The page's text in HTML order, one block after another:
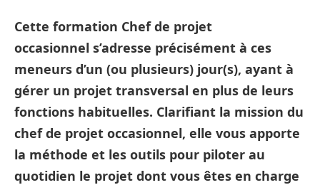
Cette formation Chef de projet
occasionnel s’adresse précisément à ces
meneurs d’un (ou plusieurs) jour(s), ayant à
gérer un projet transversal en plus de leurs
fonctions habituelles. Clarifiant la mission du
chef de projet occasionnel, elle vous apporte
la méthode et les outils pour piloter au
quotidien le projet dont vous êtes en charge